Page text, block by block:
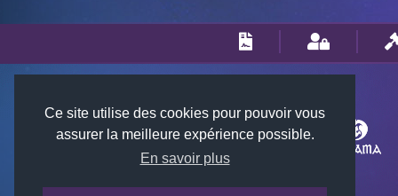
Ce site utilise des cookies pour pouvoir vous
assurer la meilleure expérience possible.
En savoir plus